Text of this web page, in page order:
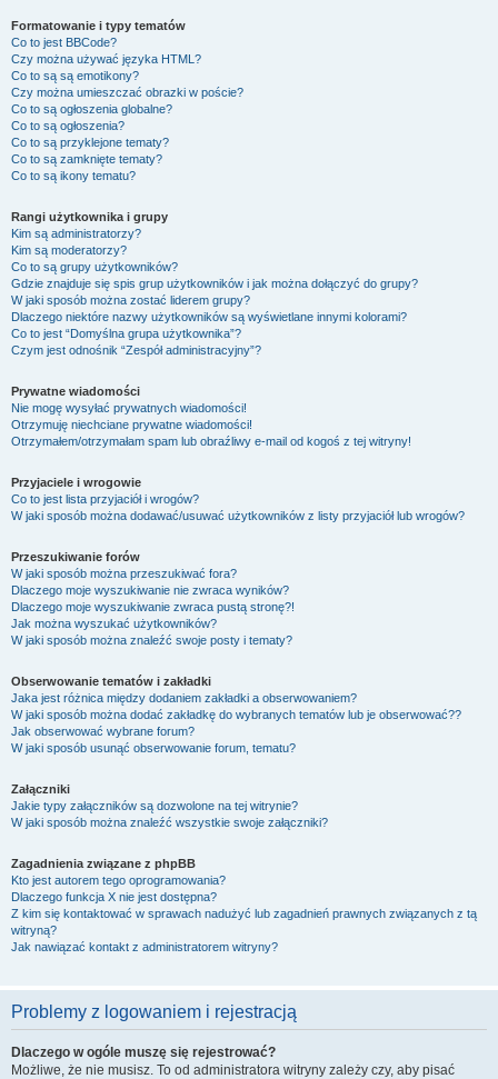
Formatowanie i typy tematów
Co to jest BBCode?
Czy można używać języka HTML?
Co to są są emotikony?
Czy można umieszczać obrazki w poście?
Co to są ogłoszenia globalne?
Co to są ogłoszenia?
Co to są przyklejone tematy?
Co to są zamknięte tematy?
Co to są ikony tematu?
Rangi użytkownika i grupy
Kim są administratorzy?
Kim są moderatorzy?
Co to są grupy użytkowników?
Gdzie znajduje się spis grup użytkowników i jak można dołączyć do grupy?
W jaki sposób można zostać liderem grupy?
Dlaczego niektóre nazwy użytkowników są wyświetlane innymi kolorami?
Co to jest “Domyślna grupa użytkownika”?
Czym jest odnośnik “Zespół administracyjny”?
Prywatne wiadomości
Nie mogę wysyłać prywatnych wiadomości!
Otrzymuję niechciane prywatne wiadomości!
Otrzymałem/otrzymałam spam lub obraźliwy e-mail od kogoś z tej witryny!
Przyjaciele i wrogowie
Co to jest lista przyjaciół i wrogów?
W jaki sposób można dodawać/usuwać użytkowników z listy przyjaciół lub wrogów?
Przeszukiwanie forów
W jaki sposób można przeszukiwać fora?
Dlaczego moje wyszukiwanie nie zwraca wyników?
Dlaczego moje wyszukiwanie zwraca pustą stronę?!
Jak można wyszukać użytkowników?
W jaki sposób można znaleźć swoje posty i tematy?
Obserwowanie tematów i zakładki
Jaka jest różnica między dodaniem zakładki a obserwowaniem?
W jaki sposób można dodać zakładkę do wybranych tematów lub je obserwować??
Jak obserwować wybrane forum?
W jaki sposób usunąć obserwowanie forum, tematu?
Załączniki
Jakie typy załączników są dozwolone na tej witrynie?
W jaki sposób można znaleźć wszystkie swoje załączniki?
Zagadnienia związane z phpBB
Kto jest autorem tego oprogramowania?
Dlaczego funkcja X nie jest dostępna?
Z kim się kontaktować w sprawach nadużyć lub zagadnień prawnych związanych z tą
witryną?
Jak nawiązać kontakt z administratorem witryny?
Problemy z logowaniem i rejestracją
Dlaczego w ogóle muszę się rejestrować?
Możliwe, że nie musisz. To od administratora witryny zależy czy, aby pisać